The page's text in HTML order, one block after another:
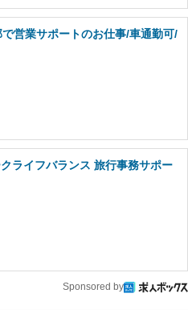
営業サポートのお仕事/車通勤可/
ライフバランス 旅行事務サポー
Sponsored by